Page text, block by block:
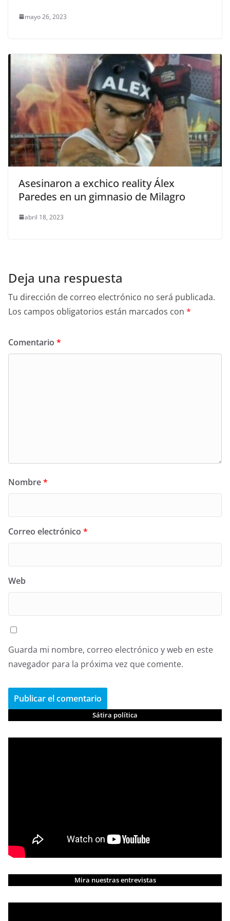
mayo 26, 2023
Asesinaron a exchico reality Álex
Paredes en un gimnasio de Milagro
abril 18, 2023
Deja una respuesta
Tu dirección de correo electrónico no será publicada.
Los campos obligatorios están marcados con *
Comentario *
Nombre*
Correo electrónico *
Web
Guarda mi nombre, correo electrónico y web en este
navegador para la próxima vez que comente.
Sátira política
Mira nuestras entrevistas